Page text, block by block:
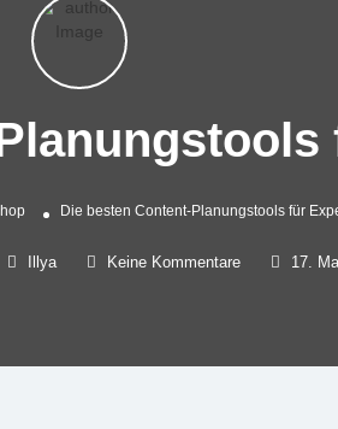
Die besten Content-Planungstools für
Illya Keine Kommentare 17.